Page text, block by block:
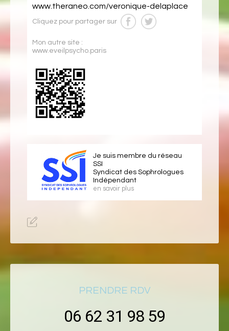
www.theraneo.com/veronique-delaplace
Cliquez pour partager sur
Mon autre site :
www.eveilpsycho.paris
Je suis membre du réseau
SSI
Syndicat des Sophrologues
Indépendant
en savoir plus
PRENDRE RDV
06 62 31 98 59